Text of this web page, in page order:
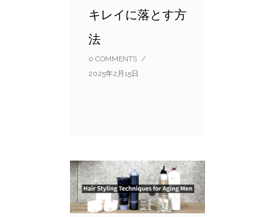
キレイに落とす方
法
0 COMMENTS /
2025年2月15日